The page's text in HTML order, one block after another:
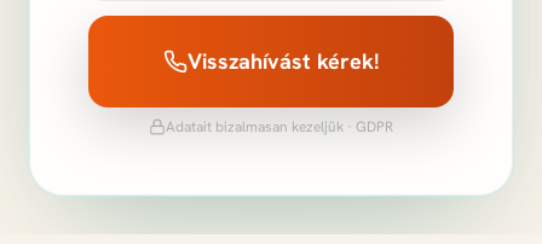
Visszahívást kérek!
Adatait bizalmasan kezeljük · GDPR